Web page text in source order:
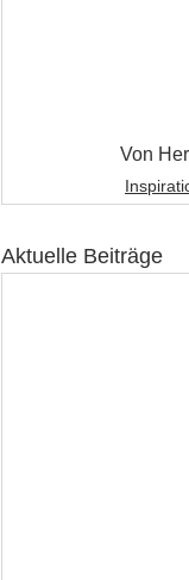
Von
Aktuelle Beiträge